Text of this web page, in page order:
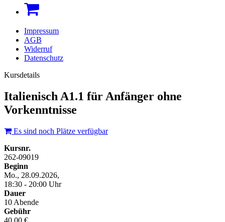
Impressum
AGB
Widerruf
Datenschutz
Kursdetails
Italienisch A1.1 für Anfänger ohne
Vorkenntnisse
Es sind noch Plätze verfügbar
Kursnr.
262-09019
Beginn
Mo., 28.09.2026,
18:30 - 20:00 Uhr
Dauer
10 Abende
Gebühr
40,00 €